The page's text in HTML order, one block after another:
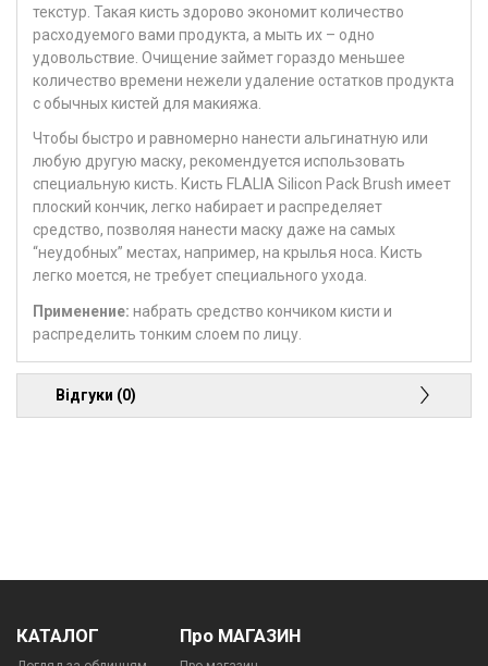
текстур. Такая кисть здорово экономит количество
расходуемого вами продукта, а мыть их – одно
удовольствие. Очищение займет гораздо меньшее
количество времени нежели удаление остатков продукта
с обычных кистей для макияжа.
Чтобы быстро и равномерно нанести альгинатную или
любую другую маску, рекомендуется использовать
специальную кисть. Кисть FLALIA Silicon Pack Brush имеет
плоский кончик, легко набирает и распределяет
средство, позволяя нанести маску даже на самых
“неудобных” местах, например, на крылья носа. Кисть
легко моется, не требует специального ухода.
Применение: набрать средство кончиком кисти и
распределить тонким слоем по лицу.
Відгуки (0)
КАТАЛОГ Про МАГАЗИН